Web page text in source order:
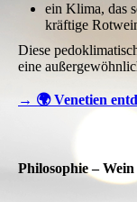
ein Klima, das
kräftige
Diese
eine
→ 🌍 Venetien
Philosophie –